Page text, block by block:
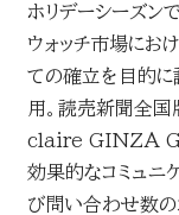
ホリデーシーズン
ウォッチ市場にお
ての確立を目的に
用。読売新聞全国
claire GINZA
効果的なコミュニ
び問い合わせ数